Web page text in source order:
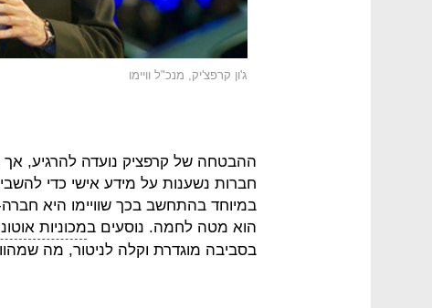
ג'ון קרפצ'יק, מנכ"ל וויימו
ההבטחה של קרפציק נועדה להרגיע, אך
חברות נשענות על מידע אישי כדי
במיוחד בהתחשב בכך שוויימו היא
הוא מטה לחמה. נוסעים במכוניות
בסביבה מוגדרת וקלה לניטור, מה